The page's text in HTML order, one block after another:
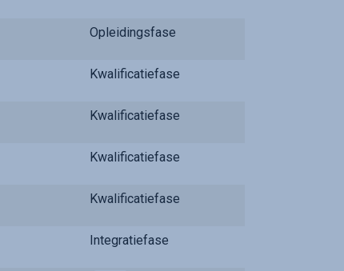
Opleidingsfase
Kwalificatiefase
Kwalificatiefase
Kwalificatiefase
Kwalificatiefase
Integratiefase